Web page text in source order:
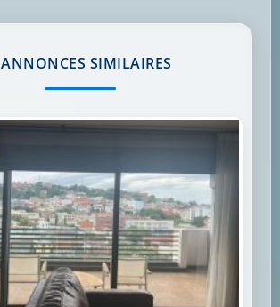
ANNONCES SIMILAIRES